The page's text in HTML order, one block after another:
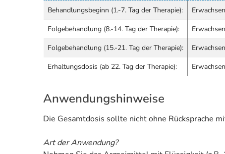
Behandlungsbeginn (1.-7. Tag der Therapie):
Folgebehandlung (8.-14. Tag der Therapie):
Folgebehandlung (15.-21. Tag der Therapie):
Erhaltungsdosis (ab 22. Tag der Therapie):
Anwendungshinweise
Die Gesamtdosis sollte nicht ohne Rücksprache
Art der Anwendung?